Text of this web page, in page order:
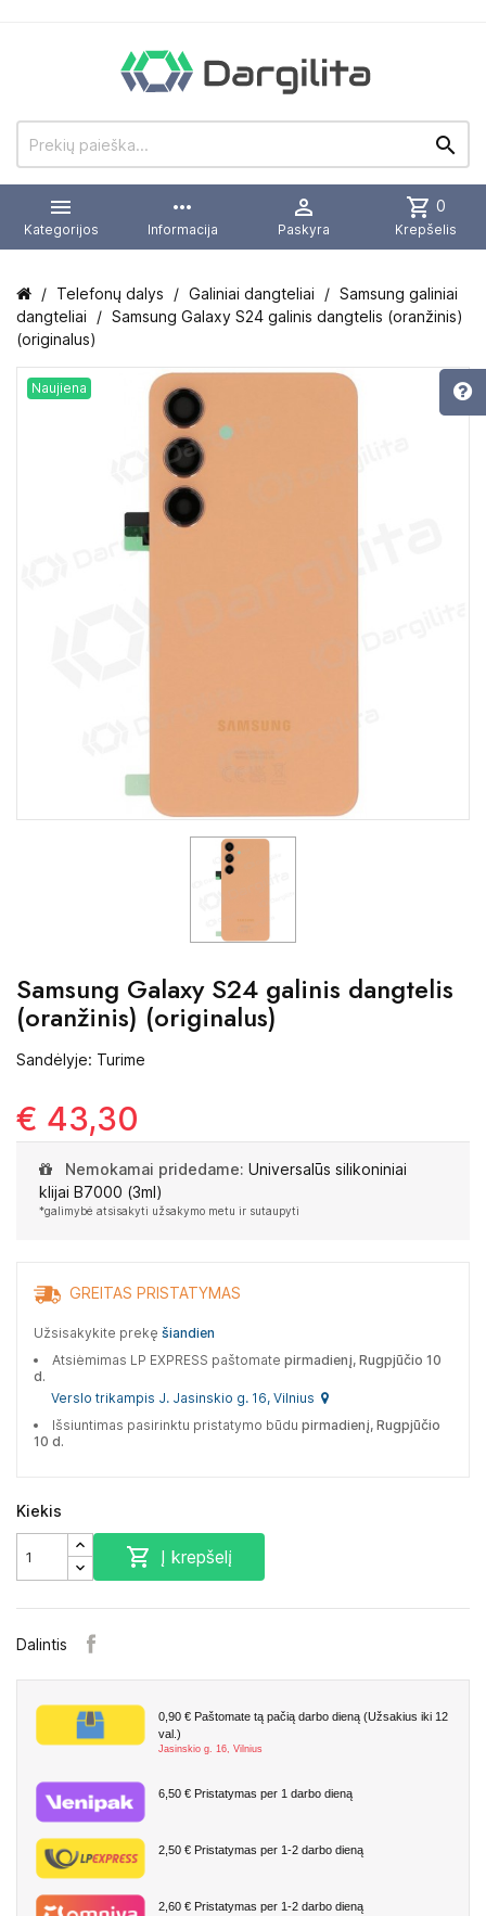


Kategorijos
more_horiz
Informacija

Paskyra
shopping_cart 0
Krepšelis
Telefonų dalys Galiniai dangteliai
Samsung galiniai
dangteliai
Samsung Galaxy S24 galinis dangtelis (oranžinis)
(originalus)
Naujiena
Samsung Galaxy S24 galinis dangtelis
(oranžinis) (originalus)
Sandėlyje: Turime
€ 43,30
Nemokamai pridedame: Universalūs silikoniniai
klijai B7000 (3ml)
*galimybė atsisakyti užsakymo metu ir sutaupyti
GREITAS PRISTATYMAS
Užsisakykite prekę šiandien
Atsiėmimas LP EXPRESS paštomate pirmadienį, Rugpjūčio 10
d.
Verslo trikampis J. Jasinskio g. 16, Vilnius
Išsiuntimas pasirinktu pristatymo būdu pirmadienį, Rugpjūčio
10 d.
Kiekis
 Į krepšelį
Dalintis
0,90 € Paštomate tą pačią darbo dieną (Užsakius iki 12
val.)
Jasinskio g. 16, Vilnius
6,50 € Pristatymas per 1 darbo dieną
2,50 € Pristatymas per 1-2 darbo dieną
2,60 € Pristatymas per 1-2 darbo dieną